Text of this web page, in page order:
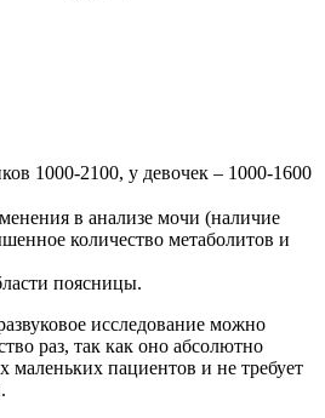
1000-2100, у девочек – 1000-1600
в анализе мочи (наличие
количество метаболитов и
поясницы.
исследование можно
раз, так как оно абсолютно
маленьких пациентов и не требует